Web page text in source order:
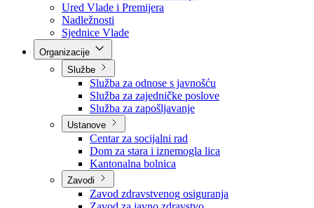
i sport
Ministarstvo za boračka pitanja
Ministarstvo za finansije
Ured Vlade i Premijera
Nadležnosti
Sjednice Vlade
Službe
Služba za odnose s javnošću
Služba za zajedničke poslove
Služba za zapošljavanje
Ustanove
Centar za socijalni rad
Dom za stara i iznemogla lica
Kantonalna bolnica